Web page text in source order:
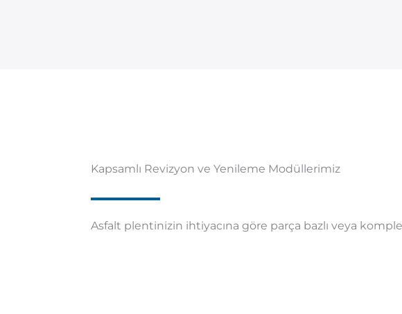
Kapsamlı Revizyon ve Yenileme Modüllerimiz
Asfalt plentinizin ihtiyacına göre parça bazlı veya